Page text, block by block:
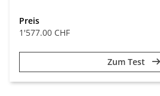
Preis
1'577.00 CHF
Zum Test